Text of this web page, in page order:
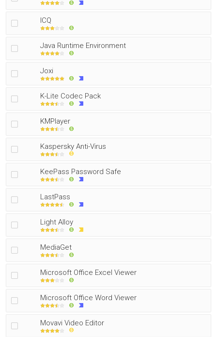
ICQ
Java Runtime Environment
Joxi
K-Lite Codec Pack
KMPlayer
Kaspersky Anti-Virus
KeePass Password Safe
LastPass
Light Alloy
MediaGet
Microsoft Office Excel Viewer
Microsoft Office Word Viewer
Movavi Video Editor